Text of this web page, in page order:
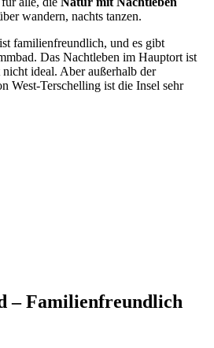
wandern, nachts tanzen.
familienfreundlich, und es gibt
Das Nachtleben im Hauptort ist
ideal. Aber außerhalb der
West-Terschelling ist die Insel sehr
– Familienfreundlich